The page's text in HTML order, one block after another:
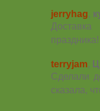
jerryhag,
праздника!
terryjam,
Сделали
сказала,